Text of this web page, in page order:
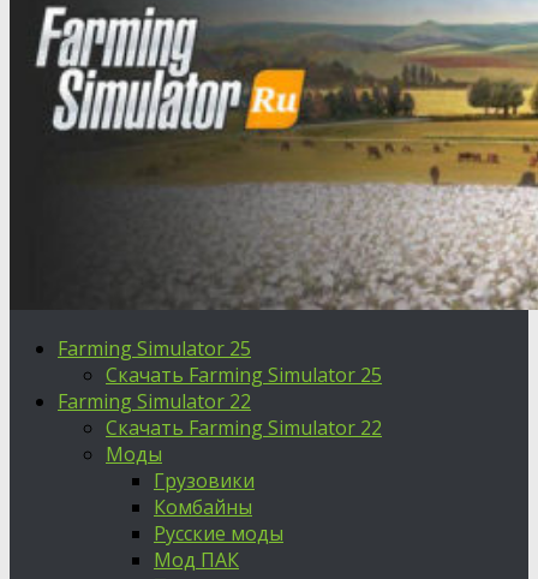
Farming Simulator 25
Скачать Farming Simulator 25
Farming Simulator 22
Скачать Farming Simulator 22
Моды
Грузовики
Комбайны
Русские моды
Мод ПАК